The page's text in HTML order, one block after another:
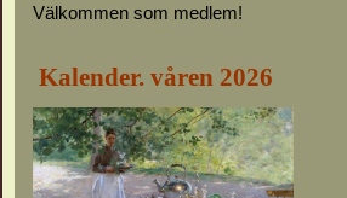
Välkommen som medlem!
Kalender. våren 2026